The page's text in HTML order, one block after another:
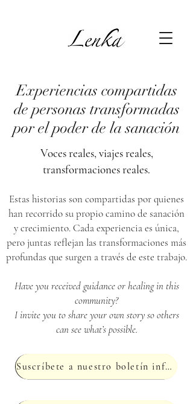
Experiencias compartidas
de personas transformadas
por el poder de la sanación
Voces reales, viajes reales,
transformaciones reales.
Estas historias son compartidas por quienes
han recorrido su propio camino de sanación
y crecimiento. Cada experiencia es única,
pero juntas reflejan las transformaciones más
profundas que surgen a través de este trabajo.
Have you received guidance or healing in this
community?
I invite you to share your own story so others
can see what’s possible.
Suscríbete a nuestro boletín informativo